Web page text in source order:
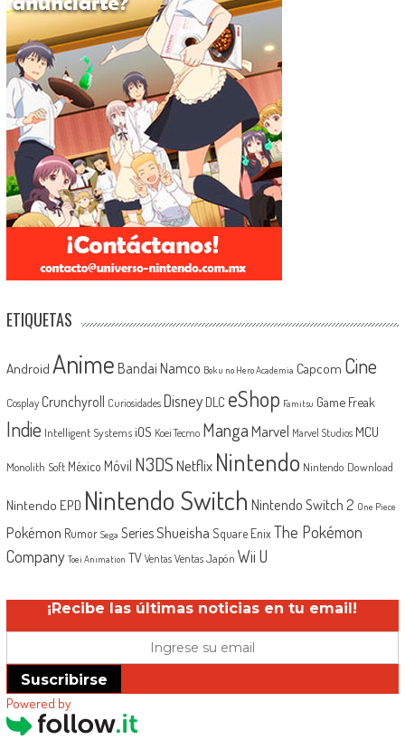
ETIQUETAS
Android Anime Bandai Namco Boku no Hero Academia Capcom Cine
Cosplay Crunchyroll Curiosidades Disney DLC eShop Famitsu Game Freak
Indie Intelligent Systems iOS Koei Tecmo MangaMarvel Marvel Studios MCU
Monolith Soft México Móvil N3DSNetflix Nintendo Nintendo Download
Nintendo EPD Nintendo Switch Nintendo Switch 2 One Piece
Pokémon Rumor Sega SeriesShueisha Square EnixThe Pokémon
Company Toei Animation TV Ventas Ventas Japón Wii U
¡Recibe las últimas noticias en tu email!
Suscribirse
Powered by